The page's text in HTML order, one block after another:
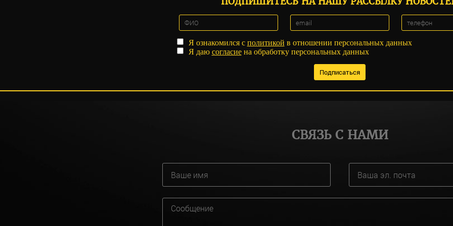
Я ознакомился с политикой в отношении персональных данных
Я даю согласиена обработку персональных данных
СВЯЗЬ С НАМИ